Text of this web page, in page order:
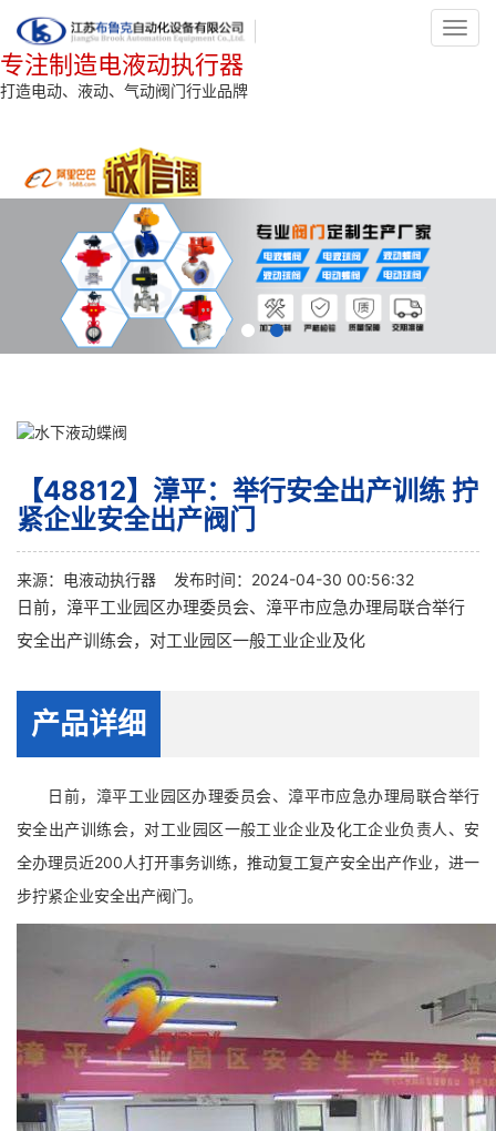
专注制造电液动执行器
打造电动、液动、气动阀门行业品牌
【48812】漳平：举行安全出产训练 拧
紧企业安全出产阀门
来源： 电液动执行器 发布时间：2024-04-30 00:56:32
日前，漳平工业园区办理委员会、漳平市应急办理局联合举行
安全出产训练会，对工业园区一般工业企业及化
产品详细
日前，漳平工业园区办理委员会、漳平市应急办理局联合举行
安全出产训练会，对工业园区一般工业企业及化工企业负责人、安
全办理员近200人打开事务训练，推动复工复产安全出产作业，进一
步拧紧企业安全出产阀门。